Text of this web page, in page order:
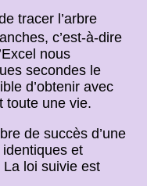
tracer l’arbre
c’est-à-dire
nous
secondes le
d’obtenir avec
toute une vie.
de succès d’une
identiques et
loi suivie est